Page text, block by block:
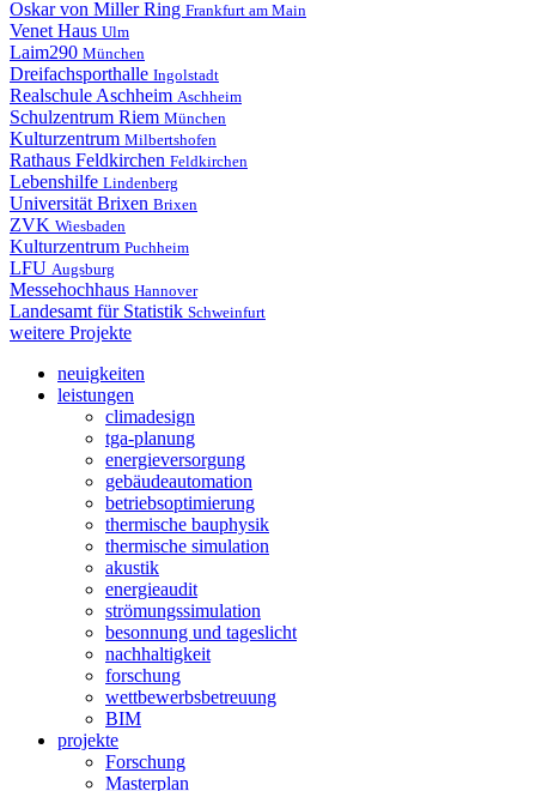
Oskar von Miller Ring Frankfurt am Main
Venet Haus Ulm
Laim290 München
Dreifachsporthalle Ingolstadt
Realschule Aschheim Aschheim
Schulzentrum Riem München
Kulturzentrum Milbertshofen
Rathaus Feldkirchen Feldkirchen
Lebenshilfe Lindenberg
Universität Brixen Brixen
ZVK Wiesbaden
Kulturzentrum Puchheim
LFU Augsburg
Messehochhaus Hannover
Landesamt für Statistik Schweinfurt
weitere Projekte
neuigkeiten
leistungen
climadesign
tga-planung
energieversorgung
gebäudeautomation
betriebsoptimierung
thermische bauphysik
thermische simulation
akustik
energieaudit
strömungssimulation
besonnung und tageslicht
nachhaltigkeit
forschung
wettbewerbsbetreuung
BIM
projekte
Forschung
Masterplan